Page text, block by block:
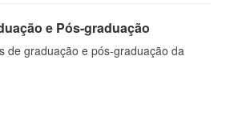
e Pós-graduação
de graduação e pós-graduação da